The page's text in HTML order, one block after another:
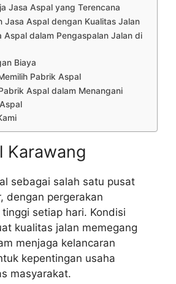
Jasa Aspal yang Terencana
Jasa Aspal dengan Kualitas Jalan
Aspal dalam Pengaspalan Jalan di
Biaya
Pabrik Aspal
Aspal dalam Menangani
Karawang
sebagai salah satu pusat
dengan pergerakan
setiap hari. Kondisi
kualitas jalan memegang
menjaga kelancaran
kepentingan usaha
masyarakat.